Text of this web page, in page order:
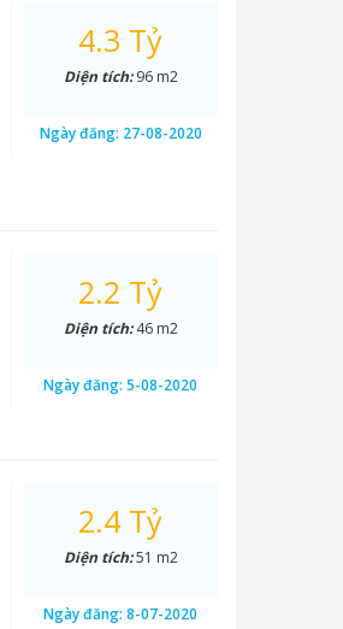
4.3 Tỷ
Diện tích:96 m2
Ngày đăng: 27-08-2020
2.2 Tỷ
Diện tích:46 m2
Ngày đăng:5-08-2020
2.4 Tỷ
Diện tích:51 m2
Ngày đăng:8-07-2020